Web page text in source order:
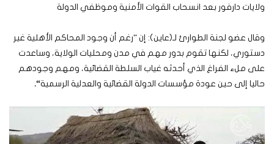
ولايات دارفور بعد انسحاب القوات الأمنية وموظفي الدولة
وقال عضو لجنة الطوارئ لـ(عاين): إن “رغم أن وجود المحاكم الأهلية غير
دستوري، لكنها تقوم بدور مهم في مدن ومحليات الولاية، وساعدت
على ملء الفراغ الذي أحدثه غياب السلطة القضائية، ومهم وجودهم
حاليا إلى حين عودة مؤسسات الدولة القضائية والعدلية الرسمية“.